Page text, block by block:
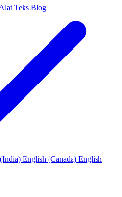
Alat Teks Blog
English (Canada) English